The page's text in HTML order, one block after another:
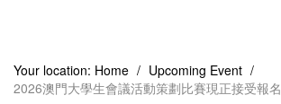
Your location: Home / Upcoming Event /
2026澳門大學生會議活動策劃比賽現正接受報名